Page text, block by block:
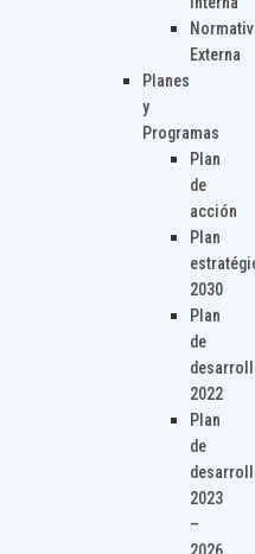
Externa
Planes
y
Programas
Plan
de
acción
Plan
2030
Plan
de
2022
Plan
de
2023
–